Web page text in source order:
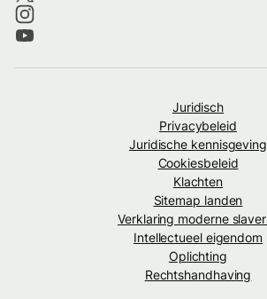
Juridisch
Privacybeleid
Juridische kennisgeving
Cookiesbeleid
Klachten
Sitemap landen
Verklaring moderne
Intellectueel eigendom
Oplichting
Rechtshandhaving